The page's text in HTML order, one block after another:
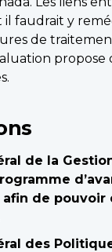
faudrait y
de
de la
de pouvoir
des